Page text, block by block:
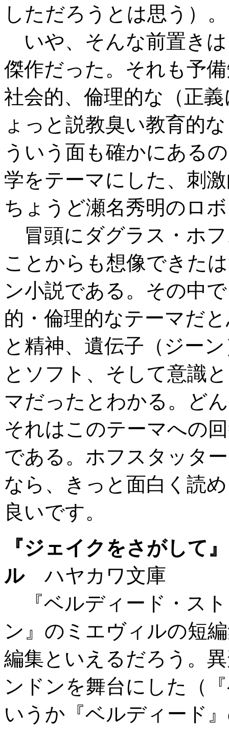
しただろうとは思う）。
いや、そんな前置き
傑作だった。それも予
社会的、倫理的な（正
ょっと説教臭い教育的
ういう面も確かにある
学をテーマにした、刺
ちょうど瀬名秀明のロ
冒頭にダグラス・ホ
ことからも想像できた
ン小説である。その中
的・倫理的なテーマだ
と精神、遺伝子（ジー
とソフト、そして意識
マだったとわかる。ど
それはこのテーマへの
である。ホフスタッタ
なら、きっと面白く読
良いです。
『ジェイクをさがし
ルハヤカワ文庫
『ベルディード・ス
ン』のミエヴィルの短
編集といえるだろう。
ンドンを舞台にした（
いうか『ベルディード